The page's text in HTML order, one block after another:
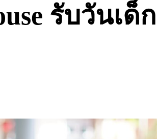
รับวันเด็